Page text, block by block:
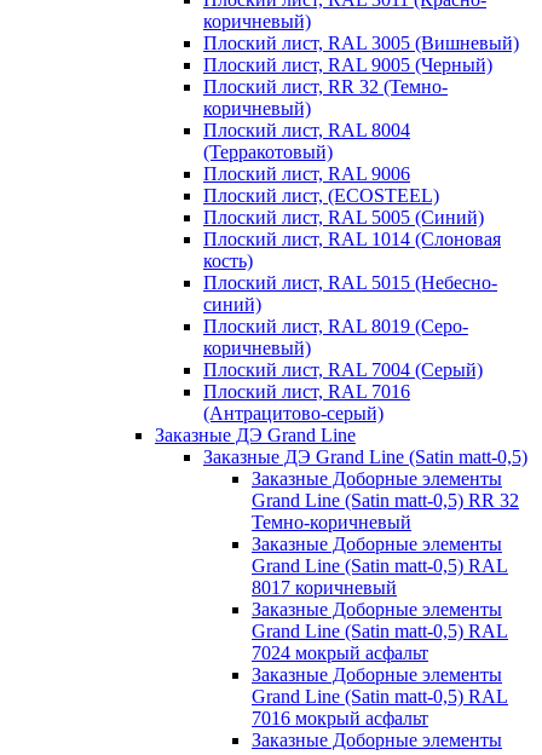
коричневый)
Плоский лист, RAL 3005 (Вишневый)
Плоский лист, RAL 9005 (Черный)
Плоский лист, RR 32 (Темно-
коричневый)
Плоский лист, RAL 8004
(Терракотовый)
Плоский лист, RAL 9006
Плоский лист, (ECOSTEEL)
Плоский лист, RAL 5005 (Синий)
Плоский лист, RAL 1014 (Слоновая
кость)
Плоский лист, RAL 5015 (Небесно-
синий)
Плоский лист, RAL 8019 (Серо-
коричневый)
Плоский лист, RAL 7004 (Серый)
Плоский лист, RAL 7016
(Антрацитово-серый)
Заказные ДЭ Grand Line
Заказные ДЭ Grand Line (Satin matt-0,5)
Заказные Доборные элементы
Grand Line (Satin matt-0,5) RR 32
Темно-коричневый
Заказные Доборные элементы
Grand Line (Satin matt-0,5) RAL
8017 коричневый
Заказные Доборные элементы
Grand Line (Satin matt-0,5) RAL
7024 мокрый асфальт
Заказные Доборные элементы
Grand Line (Satin matt-0,5) RAL
7016 мокрый асфальт
Заказные Доборные элементы